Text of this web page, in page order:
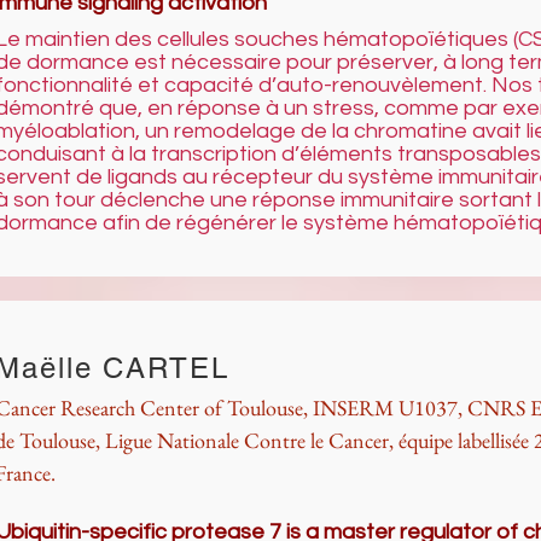
maintien des cellules souches hématopoïétiques
dormance est nécessaire pour préserver, à long
et capacité d’auto-renouvèlement. Nos
que, en réponse à un stress, comme par
un remodelage de la chromatine avait
à la transcription d’éléments
de ligands au récepteur du système
son tour déclenche une réponse immunitaire sortant
afin de régénérer le système
CARTEL
Research Center of Toulouse, INSERM U1037, CNRS
Toulouse, Ligue Nationale Contre le Cancer, équipe labellisée
specific protease 7 is a master regulator of